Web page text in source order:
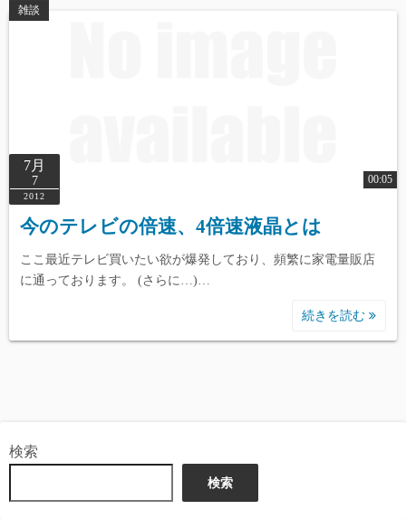
雑談
7月
7
2012
00:05
今のテレビの倍速、4倍速液晶とは
ここ最近テレビ買いたい欲が爆発しており、頻繁に家電量販店
に通っております。 (さらに…)…
続きを読む
検索
検索